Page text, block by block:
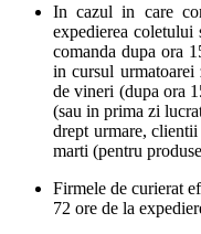
In cazul in care
expedierea coletului
comanda dupa ora
in cursul urmatoarei
de vineri (dupa ora
(sau in prima zi
drept urmare,
marti (pentru
Firmele de curierat
72 ore de la